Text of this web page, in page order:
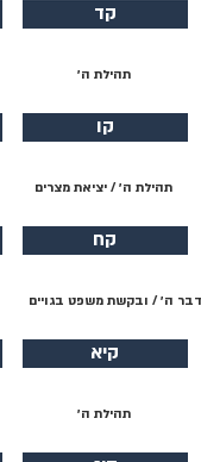
קד
תהילת ה׳
קו
תהילת ה׳ / יציאת מצרים
קח
דבר ה׳ / ובקשת משפט בגויים
קיא
תהילת ה׳